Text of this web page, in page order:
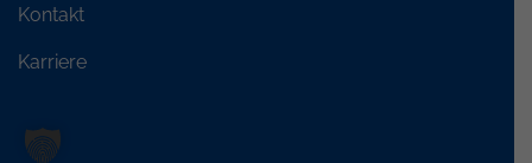
Kontakt
Karriere